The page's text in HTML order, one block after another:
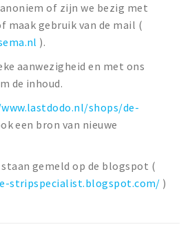
of zijn we bezig met
maak gebruik van de mail (
).
aanwezigheid en met ons
de inhoud.
shops/de-
een bron van nieuwe
gemeld op de blogspot (
stripspecialist.blogspot.com/ )